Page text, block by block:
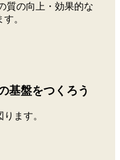
質の向上・効果的な
。
基盤をつくろう
ます。